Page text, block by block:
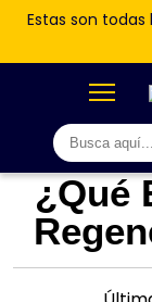
Estas son todas
¿Qué